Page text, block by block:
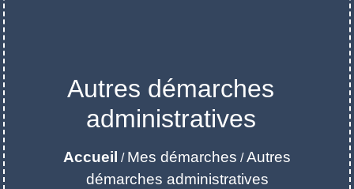
Autres démarches
administratives
Accueil / Mes démarches /Autres
démarches administratives